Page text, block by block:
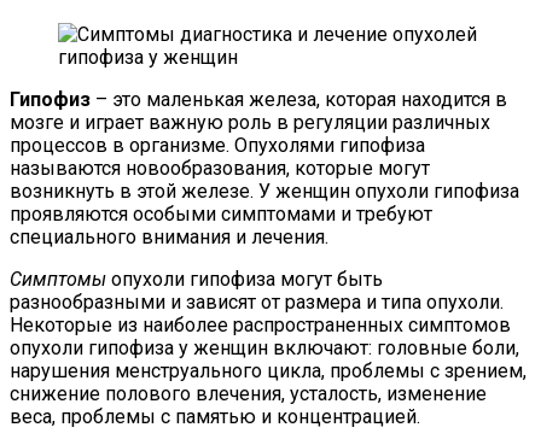
Гипофиз – это маленькая железа, которая находится в
мозге и играет важную роль в регуляции различных
процессов в организме. Опухолями гипофиза
называются новообразования, которые могут
возникнуть в этой железе. У женщин опухоли гипофиза
проявляются особыми симптомами и требуют
специального внимания и лечения.
Симптомы опухоли гипофиза могут быть
разнообразными и зависят от размера и типа опухоли.
Некоторые из наиболее распространенных симптомов
опухоли гипофиза у женщин включают: головные боли,
нарушения менструального цикла, проблемы с зрением,
снижение полового влечения, усталость, изменение
веса, проблемы с памятью и концентрацией.